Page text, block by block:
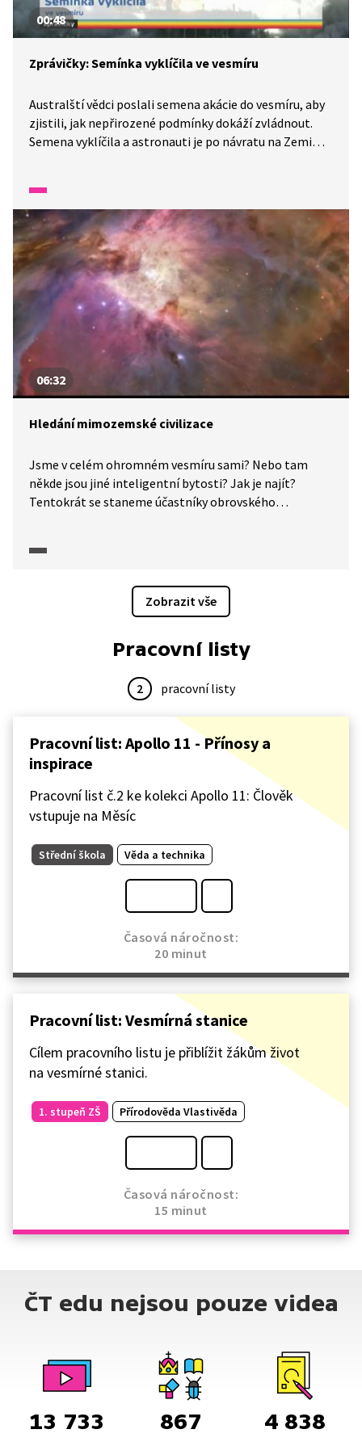
00:48
Zprávičky: Semínka vyklíčila ve vesmíru
Australští vědci poslali semena akácie do vesmíru, aby
zjistili, jak nepřirozené podmínky dokáží zvládnout.
Semena vyklíčila a astronauti je po návratu na Zemi
06:32
Hledání mimozemské civilizace
Jsme v celém ohromném vesmíru sami? Nebo tam
někde jsou jiné inteligentní bytosti? Jak je najít?
Tentokrát se staneme účastníky obrovského
analýza signálů z vesmíru, které neustále zachycuje
Zobrazit vše
Pracovní listy
2 pracovní listy
Pracovní list: Apollo 11 - Přínosy a
inspirace
Pracovní list č.2 ke kolekci Apollo 11: Člověk
vstupuje na Měsíc
Střední škola Věda a technika
Časová náročnost:
20 minut
Pracovní list: Vesmírná stanice
Cílem pracovního listu je přiblížit žákům život
na vesmírné stanici.
1. stupeň ZŠ Přírodověda Vlastivěda
Časová náročnost:
15 minut
ČT edu nejsou pouze videa
13 733 867 4 838